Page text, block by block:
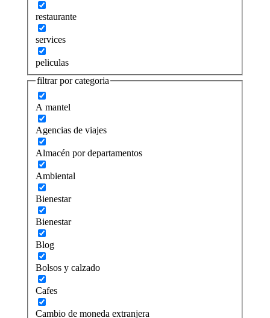
restaurante
services
peliculas
filtrar por categoria
A mantel
Agencias de viajes
Almacén por departamentos
Ambiental
Bienestar
Bienestar
Blog
Bolsos y calzado
Cafes
Cambio de moneda extranjera